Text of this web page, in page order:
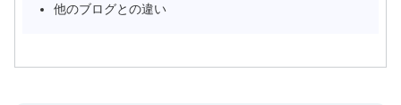
他のブログとの違い